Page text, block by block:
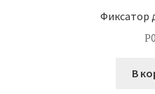
Фиксатор
Р
В